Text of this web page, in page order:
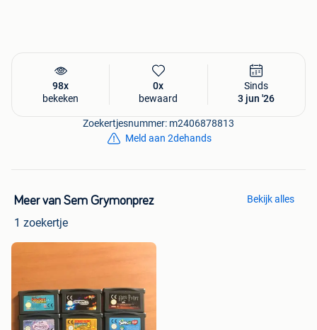
98x
bekeken
0x
bewaard
Sinds
3 jun '26
Zoekertjesnummer: m2406878813
Meld aan 2dehands
Meer van Sem Grymonprez
1 zoekertje
Bekijk alles